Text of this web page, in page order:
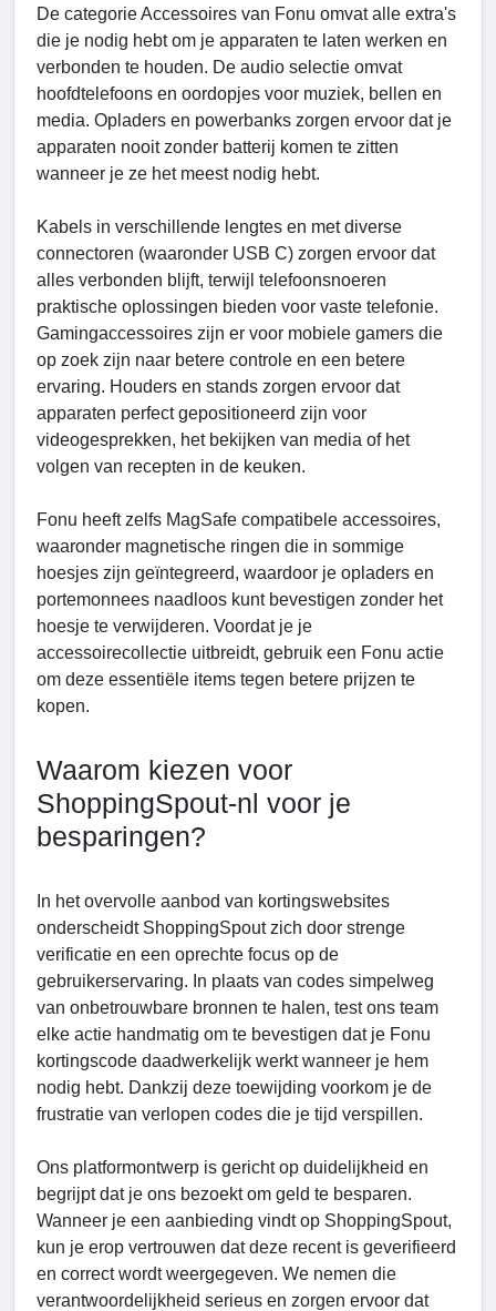
De categorie Accessoires van Fonu omvat alle extra's
die je nodig hebt om je apparaten te laten werken en
verbonden te houden. De audio selectie omvat
hoofdtelefoons en oordopjes voor muziek, bellen en
media. Opladers en powerbanks zorgen ervoor dat je
apparaten nooit zonder batterij komen te zitten
wanneer je ze het meest nodig hebt.
Kabels in verschillende lengtes en met diverse
connectoren (waaronder USB C) zorgen ervoor dat
alles verbonden blijft, terwijl telefoonsnoeren
praktische oplossingen bieden voor vaste telefonie.
Gamingaccessoires zijn er voor mobiele gamers die
op zoek zijn naar betere controle en een betere
ervaring. Houders en stands zorgen ervoor dat
apparaten perfect gepositioneerd zijn voor
videogesprekken, het bekijken van media of het
volgen van recepten in de keuken.
Fonu heeft zelfs MagSafe compatibele accessoires,
waaronder magnetische ringen die in sommige
hoesjes zijn geïntegreerd, waardoor je opladers en
portemonnees naadloos kunt bevestigen zonder het
hoesje te verwijderen. Voordat je je
accessoirecollectie uitbreidt, gebruik een Fonu actie
om deze essentiële items tegen betere prijzen te
kopen.
Waarom kiezen voor
ShoppingSpout-nl voor je
besparingen?
In het overvolle aanbod van kortingswebsites
onderscheidt ShoppingSpout zich door strenge
verificatie en een oprechte focus op de
gebruikerservaring. In plaats van codes simpelweg
van onbetrouwbare bronnen te halen, test ons team
elke actie handmatig om te bevestigen dat je Fonu
kortingscode daadwerkelijk werkt wanneer je hem
nodig hebt. Dankzij deze toewijding voorkom je de
frustratie van verlopen codes die je tijd verspillen.
Ons platformontwerp is gericht op duidelijkheid en
begrijpt dat je ons bezoekt om geld te besparen.
Wanneer je een aanbieding vindt op ShoppingSpout,
kun je erop vertrouwen dat deze recent is geverifieerd
en correct wordt weergegeven. We nemen die
verantwoordelijkheid serieus en zorgen ervoor dat